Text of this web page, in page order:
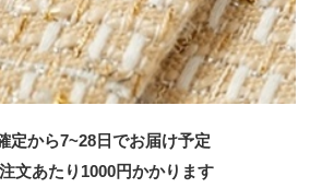
定から7~28日でお届け予定
文あたり 1000円かかります